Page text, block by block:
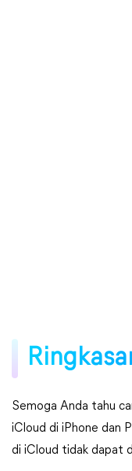
Semoga Anda tahu
iCloud di iPhone dan
di iCloud tidak dapat